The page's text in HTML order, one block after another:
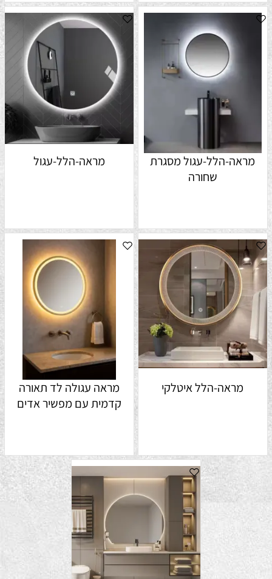
מראה-הלל-עגול מסגרת
שחורה
מראה-הלל-עגול
מראה-הלל איטלקי
מראה עגולה לד תאורה
קדמית עם מפשיר אדים